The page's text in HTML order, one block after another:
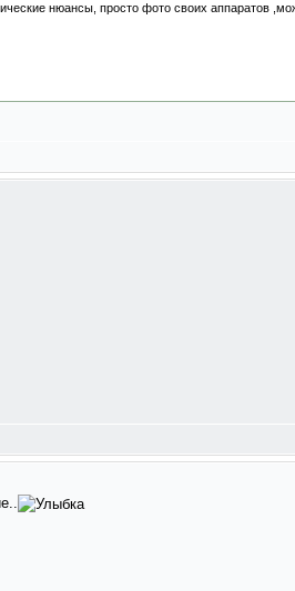
нюансы, просто фото своих аппаратов